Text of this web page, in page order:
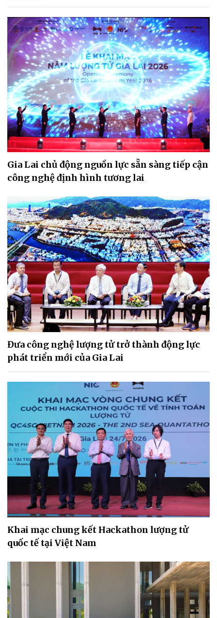
Gia Lai chủ động nguồn lực sẵn sàng tiếp cận
công nghệ định hình tương lai
Đưa công nghệ lượng tử trở thành động lực
phát triển mới của Gia Lai
Khai mạc chung kết Hackathon lượng tử
quốc tế tại Việt Nam